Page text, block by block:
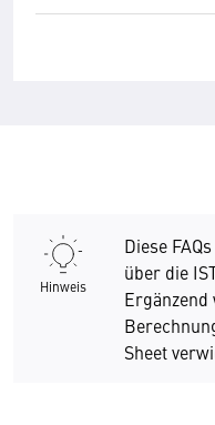
Hinweis
Diese
über die
Sheet